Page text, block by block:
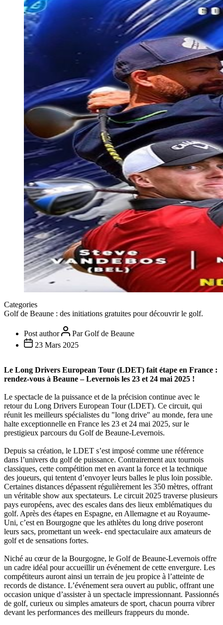
Categories
Golf de Beaune : des initiations gratuites pour découvrir le golf.
Post author
Par Golf de Beaune
23 Mars 2025
Le Long Drivers European Tour (LDET) fait étape en France :
rendez-vous à Beaune – Levernois les 23 et 24 mai 2025 !
Le spectacle de la puissance et de la précision continue avec le
retour du Long Drivers European Tour (LDET). Ce circuit, qui
réunit les meilleurs spécialistes du "long drive" au monde, fera une
halte exceptionnelle en France les 23 et 24 mai 2025, sur le
prestigieux parcours du Golf de Beaune-Levernois.
Depuis sa création, le LDET s’est imposé comme une référence
dans l’univers du golf de puissance. Contrairement aux tournois
classiques, cette compétition met en avant la force et la technique
des joueurs, qui tentent d’envoyer leurs balles le plus loin possible.
Certaines distances dépassent régulièrement les 350 mètres, offrant
un véritable show aux spectateurs. Le circuit 2025 traverse plusieurs
pays européens, avec des escales dans des lieux emblématiques du
golf. Après des étapes en Espagne, en Allemagne et au Royaume-
Uni, c’est en Bourgogne que les athlètes du long drive poseront
leurs sacs, promettant un week- end spectaculaire aux amateurs de
golf et de sensations fortes.
Niché au cœur de la Bourgogne, le Golf de Beaune-Levernois offre
un cadre idéal pour accueillir un événement de cette envergure. Les
compétiteurs auront ainsi un terrain de jeu propice à l’atteinte de
records de distance. L’événement sera ouvert au public, offrant une
occasion unique d’assister à un spectacle impressionnant. Passionnés
de golf, curieux ou simples amateurs de sport, chacun pourra vibrer
devant les performances des meilleurs frappeurs du monde.